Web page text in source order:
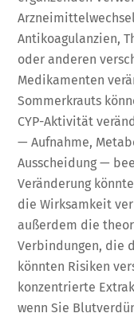
Antikoagulanzien,
oder anderen
Medikamenten
Sommerkrauts
CYP-Aktivität
— Aufnahme,
Ausscheidung —
Veränderung
die Wirksamkeit
außerdem die
Verbindungen, die
könnten Risiken
konzentrierte
wenn Sie